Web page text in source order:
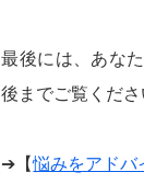
最後には、あな
後までご覧くださ
➔【悩みをアドバ